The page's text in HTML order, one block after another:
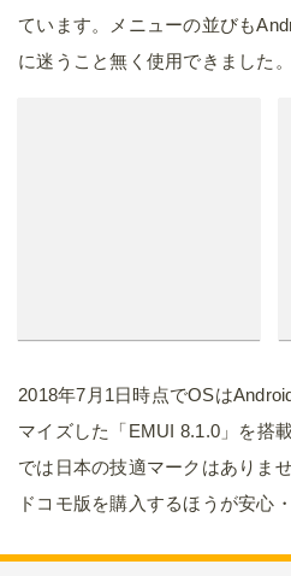
ています。メニューの並びも
に迷うこと無く使用できました。
2018年7月1日時点でOSは
マイズした「EMUI 8.1.0」を搭
では日本の技適マークはありま
ドコモ版を購入するほうが安心